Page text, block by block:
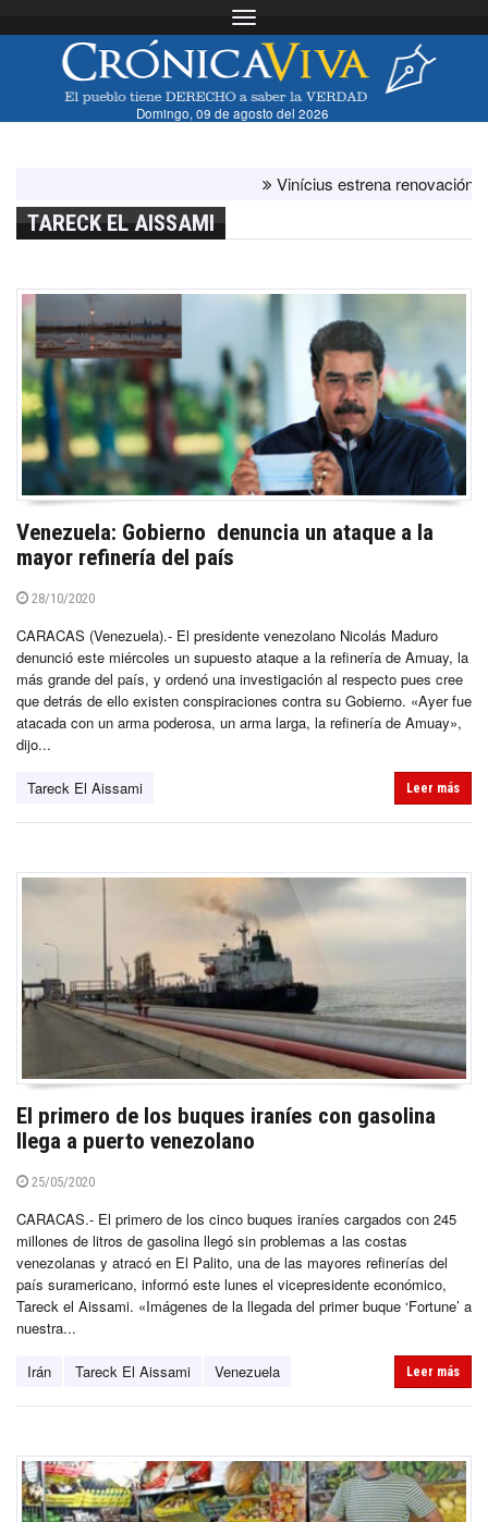
Toggle navigation
Domingo, 09 de agosto del 2026
Vinícius estrena renovación con el
TARECK EL AISSAMI
Venezuela: Gobierno denuncia un ataque a la
mayor refinería del país
28/10/2020
CARACAS (Venezuela).- El presidente venezolano Nicolás Maduro
denunció este miércoles un supuesto ataque a la refinería de Amuay, la
más grande del país, y ordenó una investigación al respecto pues cree
que detrás de ello existen conspiraciones contra su Gobierno. «Ayer fue
atacada con un arma poderosa, un arma larga, la refinería de Amuay»,
dijo...
Tareck El Aissami Leer más
El primero de los buques iraníes con gasolina
llega a puerto venezolano
25/05/2020
CARACAS.- El primero de los cinco buques iraníes cargados con 245
millones de litros de gasolina llegó sin problemas a las costas
venezolanas y atracó en El Palito, una de las mayores refinerías del
país suramericano, informó este lunes el vicepresidente económico,
Tareck el Aissami. «Imágenes de la llegada del primer buque ‘Fortune’ a
nuestra...
Irán Tareck El Aissami Venezuela Leer más